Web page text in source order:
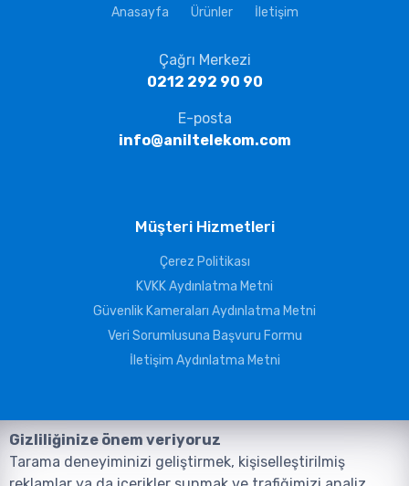
Anasayfa Ürünler İletişim
Çağrı Merkezi
0212 292 90 90
E-posta
info@aniltelekom.com
Müşteri Hizmetleri
Çerez Politikası
KVKK Aydınlatma Metni
Güvenlik Kameraları Aydınlatma Metni
Veri Sorumlusuna Başvuru Formu
İletişim Aydınlatma Metni
Gizliliğinize önem veriyoruz
Tarama deneyiminizi geliştirmek, kişiselleştirilmiş